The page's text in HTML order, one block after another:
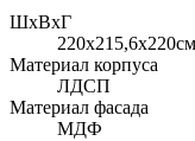
ШхВхГ
220x215,6х220см
Материал корпуса
ЛДСП
Материал фасада
МДФ